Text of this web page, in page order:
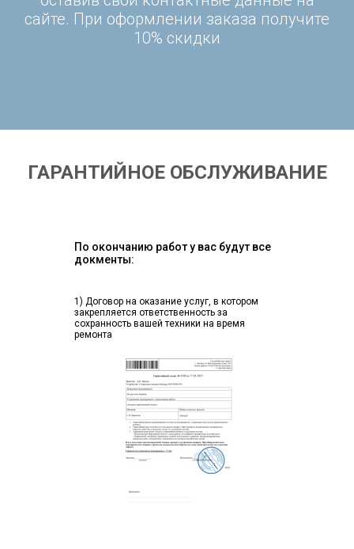
сайте. При оформлении заказа получите
10% скидки
ГАРАНТИЙНОЕ ОБСЛУЖИВАНИЕ
По окончанию работ у вас будут все
докменты:
1) Договор на оказание услуг, в котором
закрепляется ответственность за
сохранность вашей техники на время
ремонта